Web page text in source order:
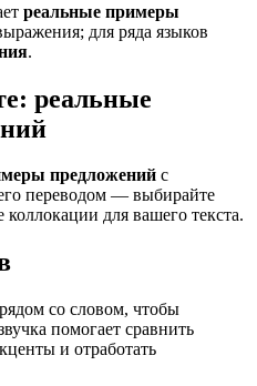
реальные примеры
для ряда языков
.
реальные
предложений с
переводом — выбирайте
для вашего текста.
со словом, чтобы
помогает сравнить
и отработать